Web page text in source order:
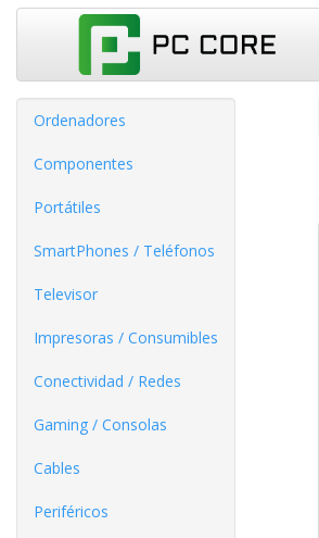
Ordenadores
Componentes
Portátiles
SmartPhones / Teléfonos
Televisor
Impresoras / Consumibles
Conectividad / Redes
Gaming / Consolas
Cables
Periféricos